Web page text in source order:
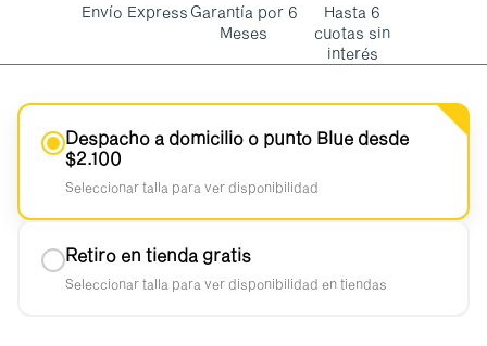
Envío Express Garantía por 6
Meses
Hasta 6
cuotas sin
interés
Despacho a domicilio o punto Blue desde
$2.100
Seleccionar talla para ver disponibilidad
Retiro en tienda gratis
Seleccionar talla para ver disponibilidad en tiendas